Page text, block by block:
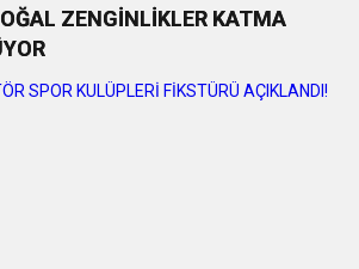
ZENGİNLİKLER KATMA